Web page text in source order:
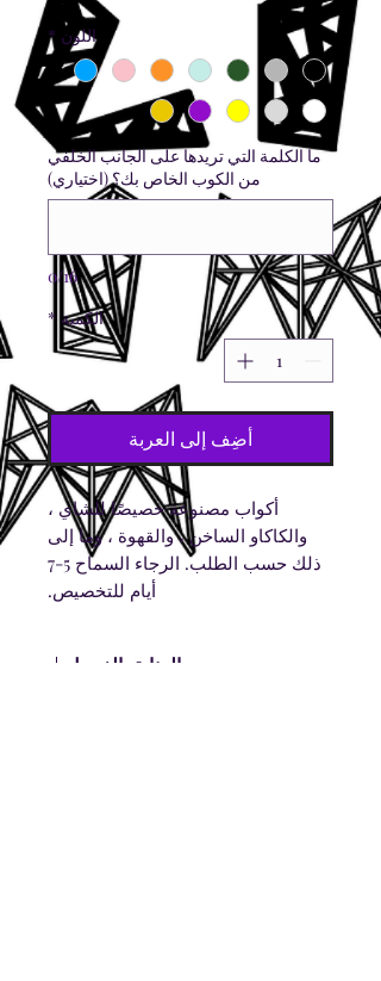
اللون *
ما الكلمة التي تريدها على الجانب الخلفي
من الكوب الخاص بك؟ (اختياري)
0/16
الكمية *
أضِف إلى العربة
أكواب مصنوعة خصيصًا للشاي ،
والكاكاو الساخن ، والقهوة ، وما إلى
ذلك حسب الطلب. الرجاء السماح 5-7
أيام للتخصيص.
العناية بالغسيل